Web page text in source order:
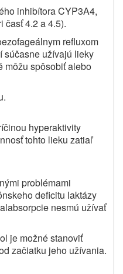
inhibítora CYP3A4,
časť 4.2 a 4.5).
refluxom
súčasne užívajú lieky
môžu spôsobiť alebo
hyperaktivity
tohto lieku zatiaľ
problémami
deficitu laktázy
nesmú užívať
je možné stanoviť
začiatku jeho užívania.